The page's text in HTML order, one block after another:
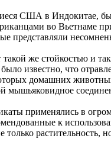
США в Индокитае,
во Вьетнаме
представляли
же стойкостью и
известно, что
домашних
мышьяковидное
применялись в
к
только растительность,